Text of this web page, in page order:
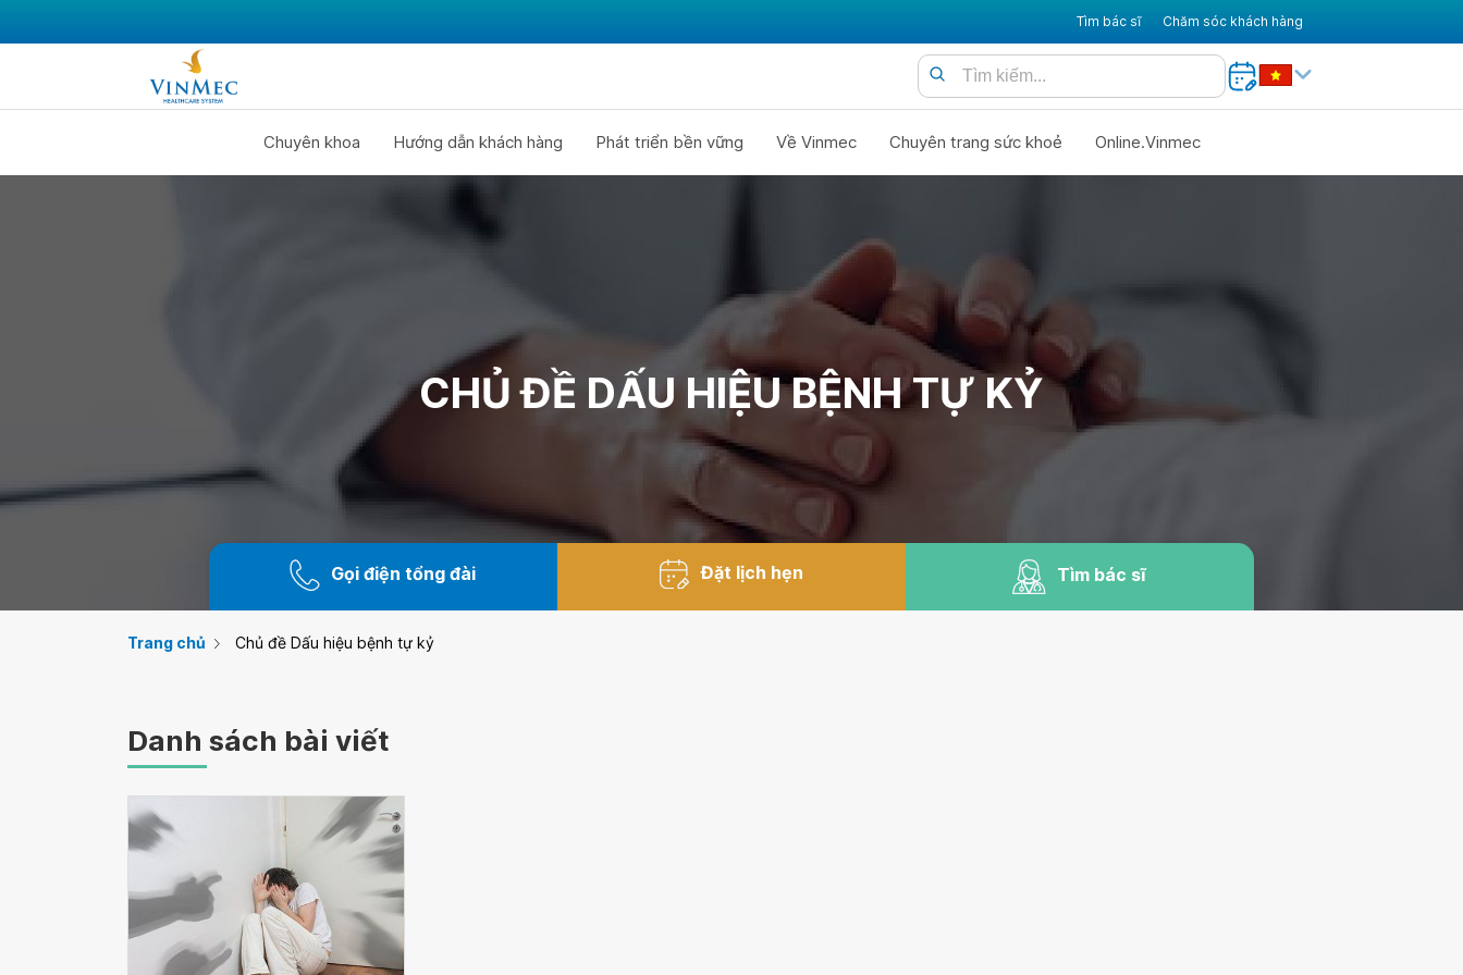
Tìm bác sĩ Chăm sóc khách hàng
Chuyên khoa Hướng dẫn khách hàng Phát triển bền vững Về Vinmec Chuyên trang sức khoẻ Online.Vinmec
CHỦ ĐỀ DẤU HIỆU BỆNH TỰ KỶ
Gọi điện tổng đài Đặt lịch hẹn Tìm bác sĩ
Trang chủ Chủ đề Dấu hiệu bệnh tự kỷ
Danh sách bài viết